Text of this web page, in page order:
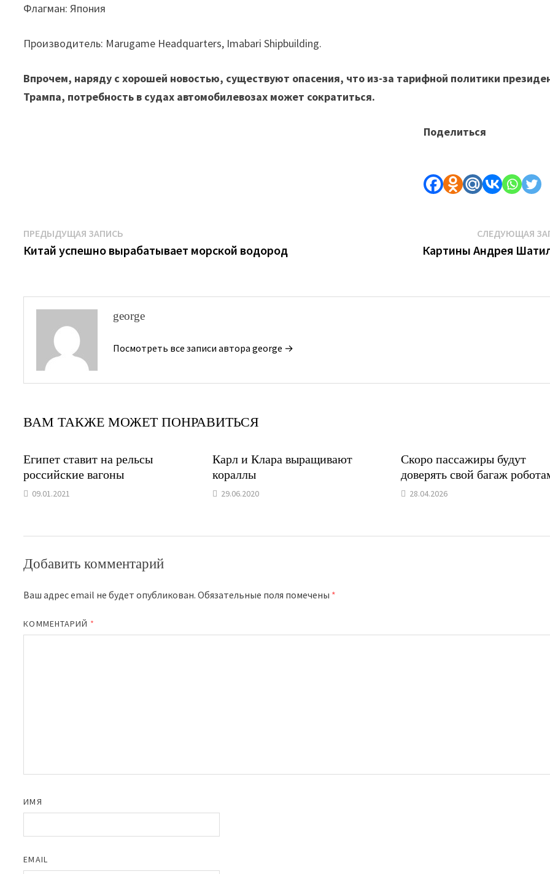
Флагман: Япония
Производитель: Marugame Headquarters, Imabari Shipbuilding.
Впрочем, наряду с хорошей новостью, существуют опасения, что из-за тарифной политики
Трампа, потребность в судах автомобилевозах может сократиться.
Поделиться
Навигация
по
ПРЕДЫДУЩАЯ ЗАПИСЬ
запись:
Китай успешно вырабатывает морской водород
СЛЕДУЮЩАЯ
Картины Андрея
george
Посмотреть все записи автора george →
ВАМ ТАКЖЕ МОЖЕТ ПОНРАВИТЬСЯ
Египет ставит на рельсы
российские вагоны
09.01.2021
Карл и Клара выращивают
кораллы
29.06.2020
Скоро пассажиры будут
доверять свой багаж
28.04.2026
Добавить комментарий
Ваш адрес email не будет опубликован. Обязательные поля помечены *
КОММЕНТАРИЙ *
ИМЯ
EMAIL